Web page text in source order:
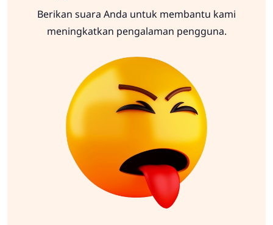
Berikan suara Anda untuk membantu kami
meningkatkan pengalaman pengguna.